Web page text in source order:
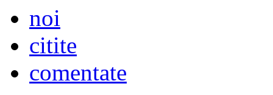
noi
citite
comentate